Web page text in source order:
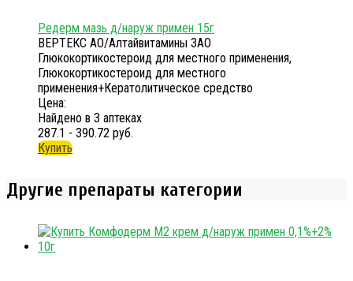
Редерм мазь д/наруж примен 15г
ВЕРТЕКС АО/Алтайвитамины ЗАО
Глюкокортикостероид для местного применения,
Глюкокортикостероид для местного
применения+Кератолитическое средство
Цена:
Найдено в 3 аптеках
287.1 - 390.72 руб.
Купить
Другие препараты категории